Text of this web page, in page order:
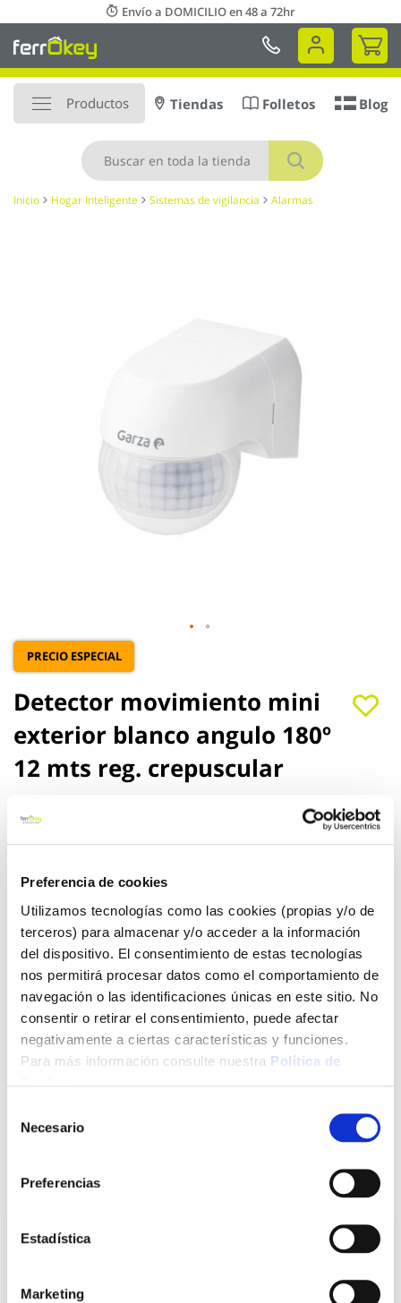
Preferencia de cookies
Utilizamos tecnologías como las cookies (propias y/o de
terceros) para almacenar y/o acceder a la información
del dispositivo. El consentimiento de estas tecnologías
nos permitirá procesar datos como el comportamiento de
navegación o las identificaciones únicas en este sitio. No
consentir o retirar el consentimiento, puede afectar
negativamente a ciertas características y funciones.
Para más información consulte nuestra Política de
Necesario
Preferencias
Estadística
Marketing
al
contenido
Envío a DOMICILIO en 48 a 72hr
Mi
Productos
Buscar
Tiendas Folletos Blog
Inicio Hogar Inteligente Sistemas de vigilancia Alarmas
PRECIO ESPECIAL
Detector movimiento mini
exterior blanco angulo 180º
12 mts reg. crepuscular
Ref:132526
Ver más
11,50 € - 13 %
9,95 €
Agotado
Avisarme
Saltar
al
de
galería
de
imágenes
También te puede interesar